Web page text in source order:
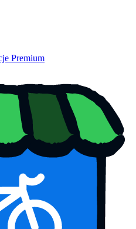
Premium